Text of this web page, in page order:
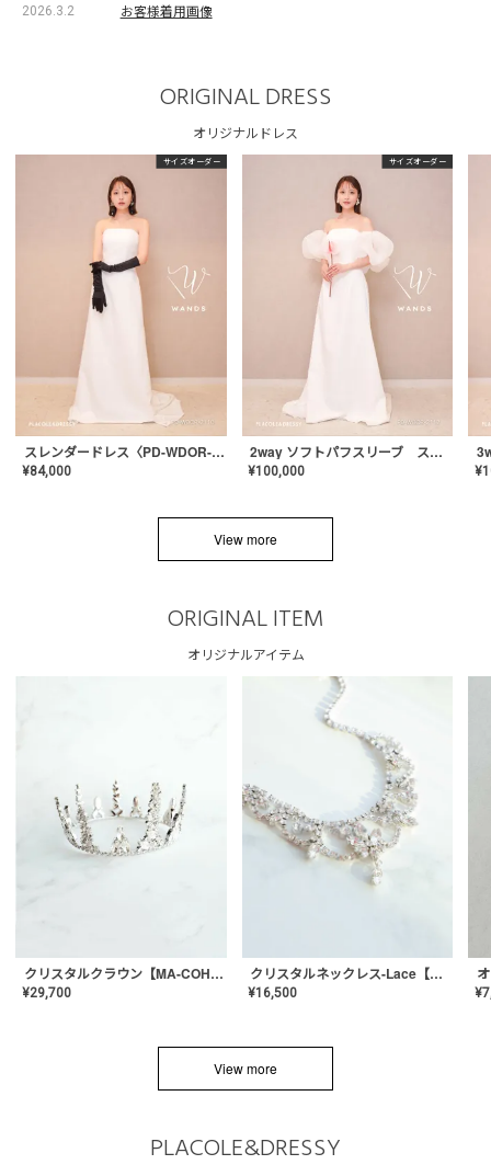
2026.3.2 お客様着用画像
ORIGINAL DRESS
オリジナルドレス
サイズオーダー
スレンダードレス〈PD-WDOR-2110〉
¥84,000
サイズオーダー
2way ソフトパフスリーブ スレンダードレス〈PD-WDOR-2112〉
¥100,000 ¥
View more
ORIGINAL ITEM
オリジナルアイテム
クリスタルクラウン【MA-COHD-01】韓国風クラウン/ウェディングクラウン/ティアラ
¥29,700
クリスタルネックレス-Lace【MA-CONL-02】
¥16,500 ¥
View more
PLACOLE&DRESSY